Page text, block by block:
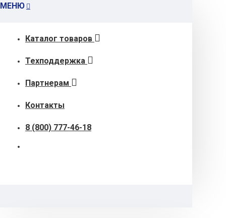
МЕНЮ
Каталог товаров
Техподдержка
Партнерам
Контакты
8 (800) 777-46-18